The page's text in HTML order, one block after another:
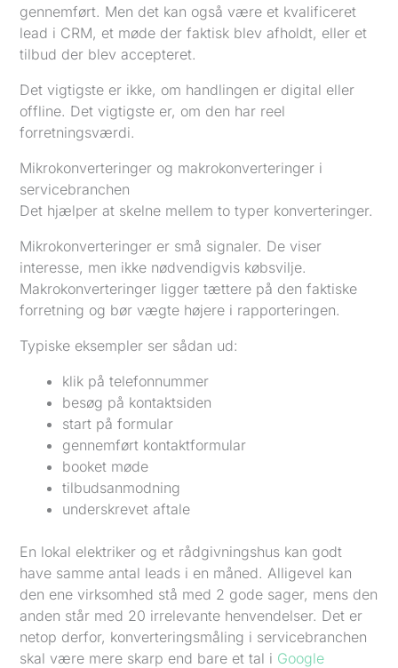
gennemført. Men det kan også være et kvalificeret
lead i CRM, et møde der faktisk blev afholdt, eller et
tilbud der blev accepteret.
Det vigtigste er ikke, om handlingen er digital eller
offline. Det vigtigste er, om den har reel
forretningsværdi.
Mikrokonverteringer og makrokonverteringer i
servicebranchen
Det hjælper at skelne mellem to typer konverteringer.
Mikrokonverteringer er små signaler. De viser
interesse, men ikke nødvendigvis købsvilje.
Makrokonverteringer ligger tættere på den faktiske
forretning og bør vægte højere i rapporteringen.
Typiske eksempler ser sådan ud:
klik på telefonnummer
besøg på kontaktsiden
start på formular
gennemført kontaktformular
booket møde
tilbudsanmodning
underskrevet aftale
En lokal elektriker og et rådgivningshus kan godt
have samme antal leads i en måned. Alligevel kan
den ene virksomhed stå med 2 gode sager, mens den
anden står med 20 irrelevante henvendelser. Det er
netop derfor, konverteringsmåling i servicebranchen
skal være mere skarp end bare et tal i Google